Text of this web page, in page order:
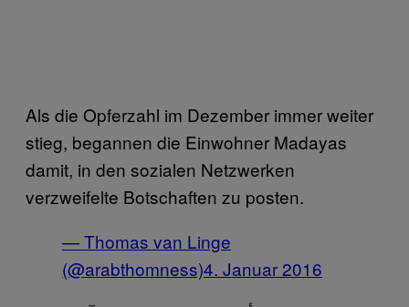
Als die Opferzahl im Dezember immer weiter
stieg, begannen die Einwohner Madayas
damit, in den sozialen Netzwerken
verzweifelte Botschaften zu posten.
— Thomas van Linge
(@arabthomness)4. Januar 2016